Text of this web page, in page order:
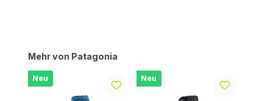
Produktgalerie überspringen
Mehr von Patagonia
Neu Neu